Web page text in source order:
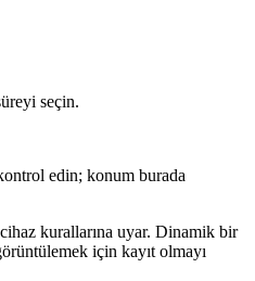
seçin.
edin; konum burada
kurallarına uyar. Dinamik bir
için kayıt olmayı